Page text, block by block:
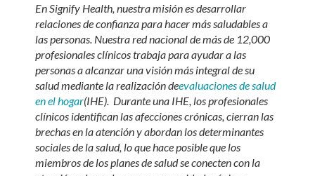
En Signify Health, nuestra misión es desarrollar
relaciones de confianza para hacer más saludables a
las personas. Nuestra red nacional de más de 12,000
profesionales clínicos trabaja para ayudar a las
personas a alcanzar una visión más integral de su
salud mediante la realización deevaluaciones de salud
en el hogar(IHE). Durante una IHE, los profesionales
clínicos identifican las afecciones crónicas, cierran las
brechas en la atención y abordan los determinantes
sociales de la salud, lo que hace posible que los
miembros de los planes de salud se conecten con la